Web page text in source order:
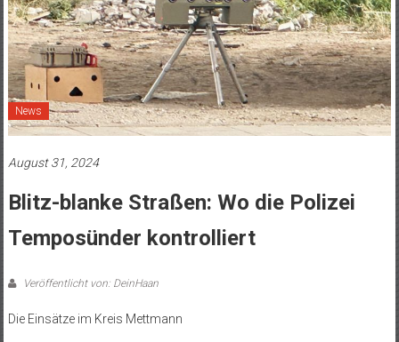
News
August 31, 2024
Blitz-blanke Straßen: Wo die Polizei
Temposünder kontrolliert
Veröffentlicht von: DeinHaan
Die Einsätze im Kreis Mettmann